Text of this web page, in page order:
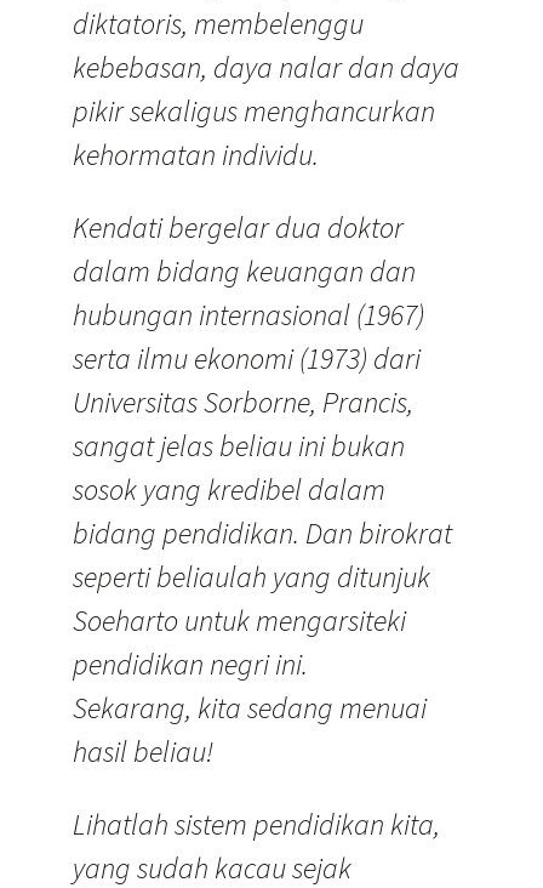
diktatoris, membelenggu
kebebasan, daya nalar dan daya
pikir sekaligus menghancurkan
kehormatan individu.
Kendati bergelar dua doktor
dalam bidang keuangan dan
hubungan internasional (1967)
serta ilmu ekonomi (1973) dari
Universitas Sorborne, Prancis,
sangat jelas beliau ini bukan
sosok yang kredibel dalam
bidang pendidikan. Dan birokrat
seperti beliaulah yang ditunjuk
Soeharto untuk mengarsiteki
pendidikan negri ini.
Sekarang, kita sedang menuai
hasil beliau!
Lihatlah sistem pendidikan kita,
yang sudah kacau sejak